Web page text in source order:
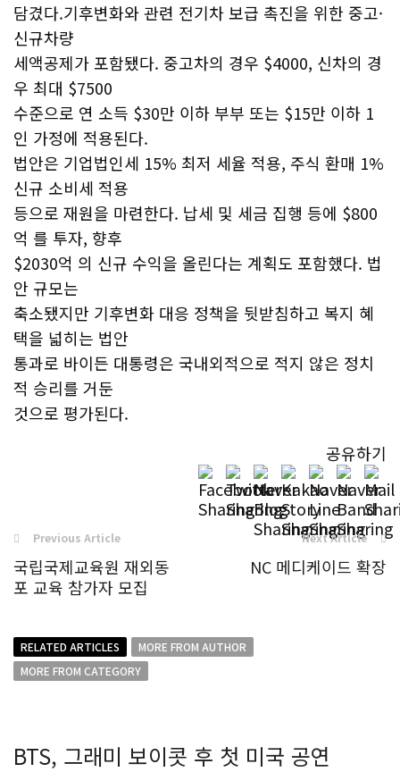
담겼다.기후변화와 관련 전기차 보급 촉진을 위한 중고·
신규차량
세액공제가 포함됐다. 중고차의 경우 $4000, 신차의 경
우 최대 $7500
수준으로 연 소득 $30만 이하 부부 또는 $15만 이하 1
인 가정에 적용된다.
법안은 기업법인세 15% 최저 세율 적용, 주식 환매 1%
신규 소비세 적용
등으로 재원을 마련한다. 납세 및 세금 집행 등에 $800
억 를 투자, 향후
$2030억 의 신규 수익을 올린다는 계획도 포함했다. 법
안 규모는
축소됐지만 기후변화 대응 정책을 뒷받침하고 복지 혜
택을 넓히는 법안
통과로 바이든 대통령은 국내외적으로 적지 않은 정치
적 승리를 거둔
것으로 평가된다.
공유하기
Previous Article
국립국제교육원 재외동
포 교육 참가자 모집
Next Article
NC 메디케이드 확장
RELATED ARTICLES
MORE FROM AUTHOR
MORE FROM CATEGORY
BTS, 그래미 보이콧 후 첫 미국 공연